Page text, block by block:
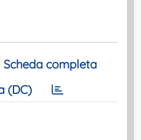
Scheda completa
(DC)